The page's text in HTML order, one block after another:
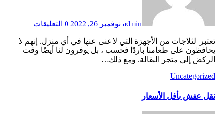
admin نوفمبر 26, 2022 0 التعليقات
تعتبر الثلاجات من الأجهزة التي لا غنى عنها في أي منزل. إنهم لا
يحافظون على طعامنا باردًا فحسب ، بل يوفرون لنا أيضًا وقت
الركض إلى متجر البقالة. ومع ذلك…
Uncategorized
نقل عفش بأقل الأسعار